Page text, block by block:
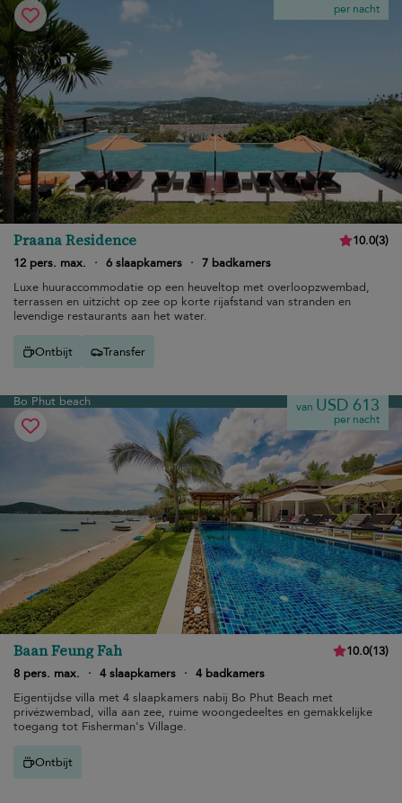
per nacht
Praana Residence 10.0(3)
12 pers. max.
· 6 slaapkamers · 7 badkamers
Luxe huuraccommodatie op een heuveltop met overloopzwembad,
terrassen en uitzicht op zee op korte rijafstand van stranden en
levendige restaurants aan het water.
Ontbijt Transfer
Bo Phut beach van USD 613
per nacht
Baan Feung Fah 10.0(13)
8 pers. max.
· 4 slaapkamers · 4 badkamers
Eigentijdse villa met 4 slaapkamers nabij Bo Phut Beach met
privézwembad, villa aan zee, ruime woongedeeltes en gemakkelijke
toegang tot Fisherman's Village.
Ontbijt